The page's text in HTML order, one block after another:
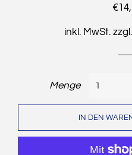
inkl. MwSt. zzgl.
Menge
IN DEN